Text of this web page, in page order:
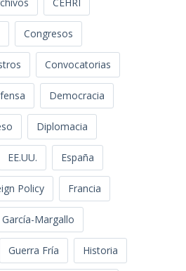
Congresos
Convocatorias
Democracia
Diplomacia
EE.UU. España
Policy Francia
García-Margallo
Guerra Fría Historia